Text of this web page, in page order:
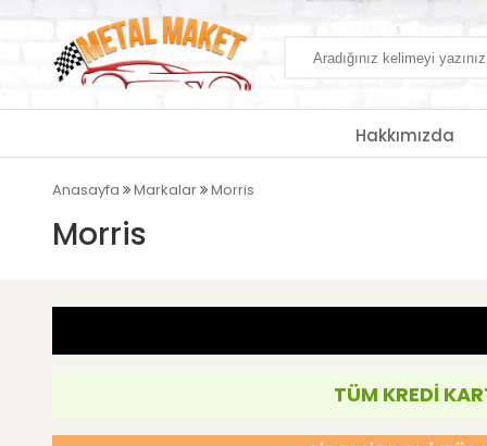
Hakkımızda
Anasayfa Markalar Morris
Morris
TÜM KREDİ